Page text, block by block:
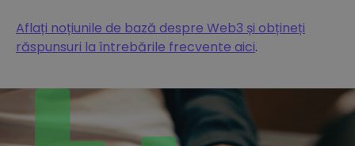
Aflați noțiunile de bază despre Web3 și obțineți
răspunsuri la întrebările frecvente aici.